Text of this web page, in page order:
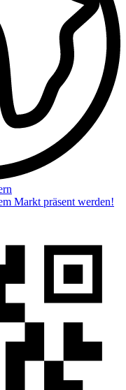
Markt präsent werden!